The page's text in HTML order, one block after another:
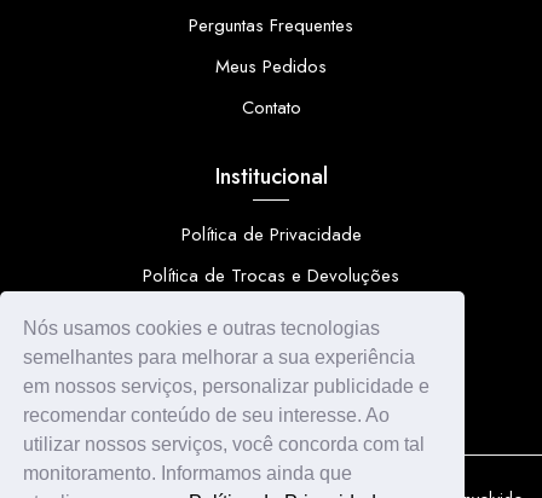
Nós usamos cookies e outras tecnologias
semelhantes para melhorar a sua experiência
em nossos serviços, personalizar publicidade e
recomendar conteúdo de seu interesse. Ao
utilizar nossos serviços, você concorda com tal
monitoramento. Informamos ainda que
Perguntas Frequentes
Meus Pedidos
Contato
Institucional
Política de Privacidade
Política de Trocas e Devoluções
Meios de pagamento e de frete